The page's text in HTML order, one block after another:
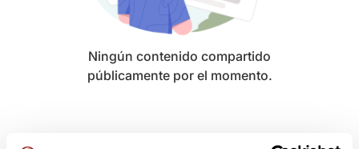
Ningún contenido compartido
públicamente por el momento.